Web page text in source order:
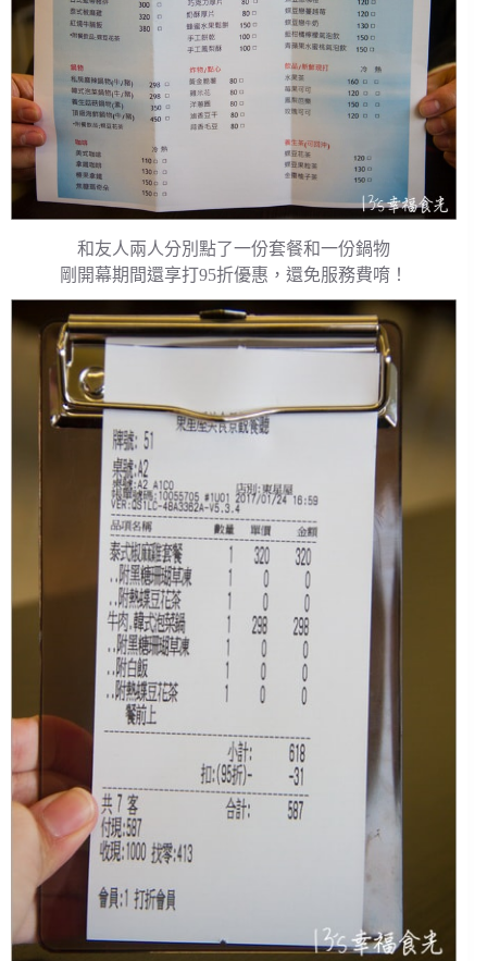
和友人兩人分別點了一份套餐和一份鍋物
剛開幕期間還享打95折優惠，還免服務費唷！